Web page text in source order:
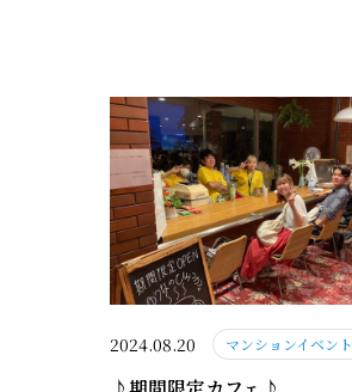
2024.08.20 マンションイベント